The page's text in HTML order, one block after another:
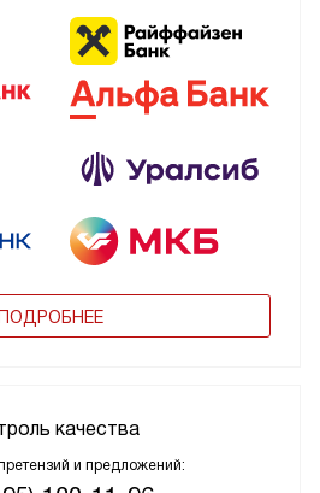
ПОДРОБНЕЕ
качества
и предложений: